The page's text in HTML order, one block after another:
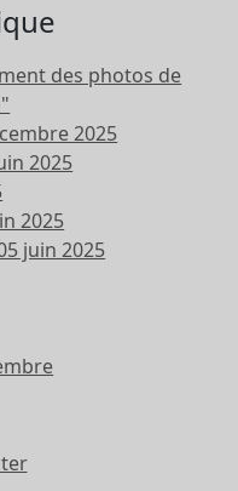
des photos de
2025
2025
2025
juin 2025